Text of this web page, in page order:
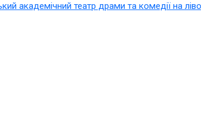
академічний театр драми та комедії на